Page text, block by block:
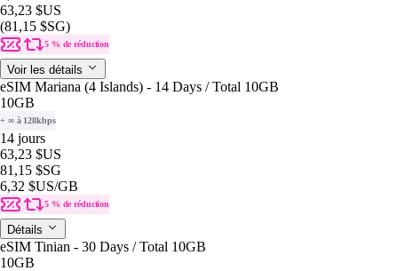
63,23 $US
(81,15 $SG)
5 % de réduction
Voir les détails
eSIM Mariana (4 Islands) - 14 Days / Total 10GB
10GB
+ ∞ à 128kbps
14 jours
63,23 $US
81,15 $SG
6,32 $US/GB
5 % de réduction
Détails
eSIM Tinian - 30 Days / Total 10GB
10GB